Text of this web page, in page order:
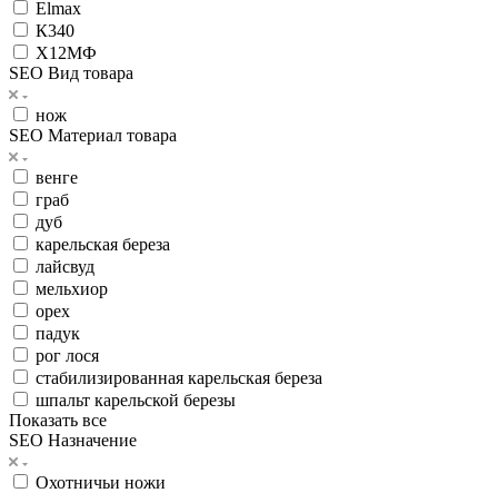
Elmax
К340
Х12МФ
SEO Вид товара
нож
SEO Материал товара
венге
граб
дуб
карельская береза
лайсвуд
мельхиор
орех
падук
рог лося
стабилизированная карельская береза
шпальт карельской березы
Показать все
SEO Назначение
Охотничьи ножи